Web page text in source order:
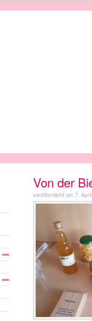
Von der
veröffentlicht am 7.